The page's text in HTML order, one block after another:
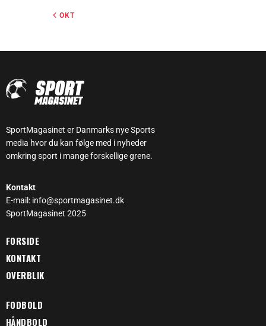
« OKT
SportMagasinet er Danmarks nye Sports
media hvor du kan følge med i nyheder
omkring sport i mange forskellige grene.
Kontakt
E-mail: info@sportmagasinet.dk
SportMagasinet 2025
FORSIDE
KONTAKT
OVERBLIK
FODBOLD
HÅNDBOLD